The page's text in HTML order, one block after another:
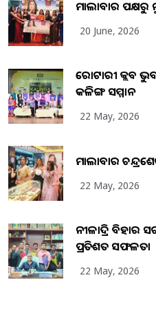
ମାଲାବାର ପକ୍ଷରୁ
20 June, 2026
ରୋଟାରୀ କ୍ଲବ
କଳିଙ୍ଗ ସମ୍ମାନ
22 May, 2026
ମାଲାବାର
22 May, 2026
ନୀଳାଦ୍ରି ବିହାର
ପ୍ରତିଶତ ସଫଳତା
22 May, 2026